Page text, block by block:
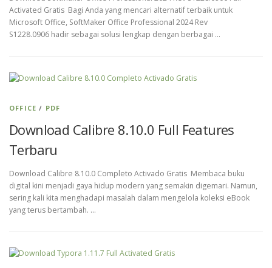
Activated Gratis Bagi Anda yang mencari alternatif terbaik untuk
Microsoft Office, SoftMaker Office Professional 2024 Rev
S1228.0906 hadir sebagai solusi lengkap dengan berbagai …
OFFICE / PDF
Download Calibre 8.10.0 Full Features
Terbaru
Download Calibre 8.10.0 Completo Activado Gratis Membaca buku
digital kini menjadi gaya hidup modern yang semakin digemari. Namun,
sering kali kita menghadapi masalah dalam mengelola koleksi eBook
yang terus bertambah. …